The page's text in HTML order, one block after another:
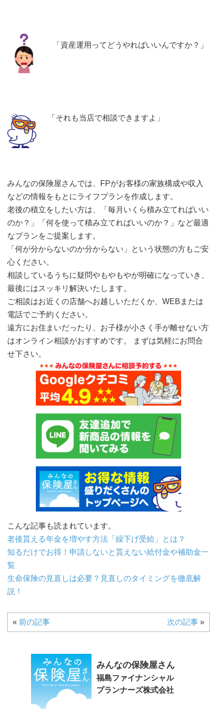
「資産運用ってどうやればいいんですか？」
「それも当店で相談できますよ」
みんなの保険屋さんでは、FPがお客様の家族構成や収入
などの情報をもとにライフプランを作成します。
老後の積立をしたい方は、「毎月いくら積み立てればいい
のか？」「何を使って積み立てればいいのか？」など最適
なプランをご提案します。
「何が分からないのか分からない」という状態の方もご安
心ください。
相談しているうちに疑問やもやもやが明確になっていき、
最後にはスッキリ解決いたします。
ご相談はお近くの店舗へお越しいただくか、WEBまたは
電話でご予約ください。
遠方にお住まいだったり、お子様が小さく手が離せない方
はオンライン相談がおすすめです。 まずは気軽にお問合
せ下さい。
こんな記事も読まれています。
老後貰える年金を増やす方法「繰下げ受給」とは？
知るだけでお得！申請しないと貰えない給付金や補助金一
覧
生命保険の見直しは必要？見直しのタイミングを徹底解
説！
« 前の記事 次の記事 »
みんなの保険屋さん
福島ファイナンシャル
プランナーズ株式会社